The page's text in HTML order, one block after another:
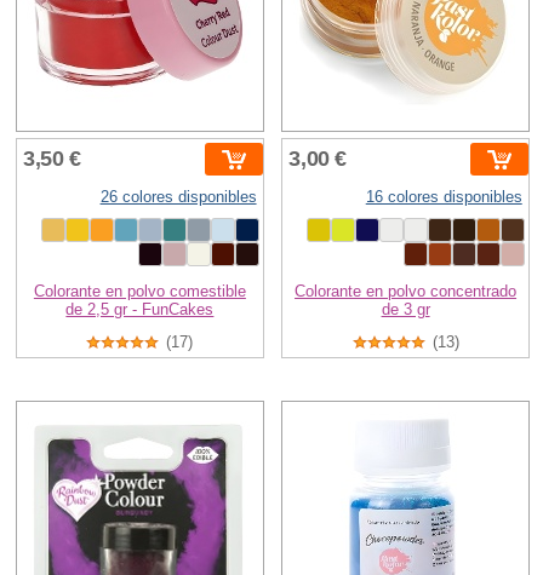
3,50 €
26 colores disponibles
Colorante en polvo comestible
de 2,5 gr - FunCakes
(17)
3,00 €
16 colores disponibles
Colorante en polvo concentrado
de 3 gr
(13)